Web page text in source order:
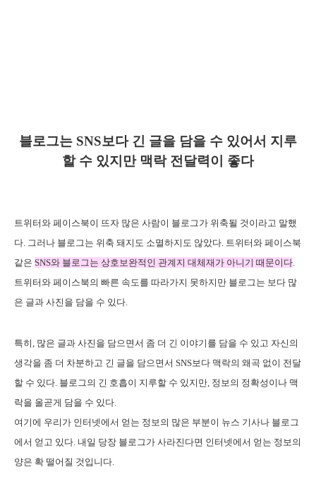
블로그는 SNS보다 긴 글을 담을 수 있어서 지루
할 수 있지만 맥락 전달력이 좋다
트위터와 페이스북이 뜨자 많은 사람이 블로그가 위축될 것이라고 말했
다. 그러나 블로그는 위축 돼지도 소멸하지도 않았다. 트위터와 페이스북
같은 SNS와 블로그는 상호보완적인 관계지 대체재가 아니기 때문이다
트위터와 페이스북의 빠른 속도를 따라가지 못하지만 블로그는 보다 많
은 글과 사진을 담을 수 있다.
특히, 많은 글과 사진을 담으면서 좀 더 긴 이야기를 담을 수 있고 자신의
생각을 좀 더 차분하고 긴 글을 담으면서 SNS보다 맥락의 왜곡 없이 전달
할 수 있다. 블로그의 긴 호흡이 지루할 수 있지만, 정보의 정확성이나 맥
락을 올곧게 담을 수 있다.
여기에 우리가 인터넷에서 얻는 정보의 많은 부분이 뉴스 기사나 블로그
에서 얻고 있다. 내일 당장 블로그가 사라진다면 인터넷에서 얻는 정보의
양은 확 떨어질 것입니다.